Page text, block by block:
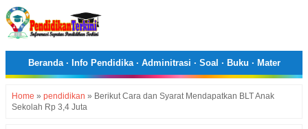
Beranda· Info Pendidika· Adminitrasi · Soal · Buku · Mater
Home » pendidikan » Berikut Cara dan Syarat Mendapatkan BLT Anak
Sekolah Rp 3,4 Juta